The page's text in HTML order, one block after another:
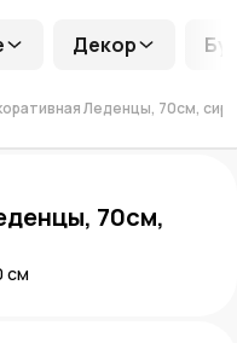
Декор
Леденцы, 70см,
70см,
см